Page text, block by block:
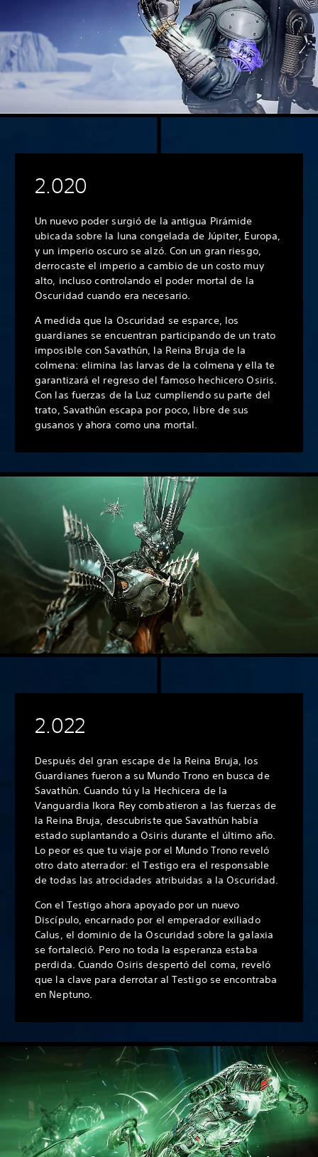
2.020
Un nuevo poder surgió de la antigua Pirámide
ubicada sobre la luna congelada de Júpiter, Europa,
y un imperio oscuro se alzó. Con un gran riesgo,
derrocaste el imperio a cambio de un costo muy
alto, incluso controlando el poder mortal de la
Oscuridad cuando era necesario.
A medida que la Oscuridad se esparce, los
guardianes se encuentran participando de un trato
imposible con Savathûn, la Reina Bruja de la
colmena: elimina las larvas de la colmena y ella te
garantizará el regreso del famoso hechicero Osiris.
Con las fuerzas de la Luz cumpliendo su parte del
trato, Savathûn escapa por poco, libre de sus
gusanos y ahora como una mortal.
2.022
Después del gran escape de la Reina Bruja, los
Guardianes fueron a su Mundo Trono en busca de
Savathûn. Cuando tú y la Hechicera de la
Vanguardia Ikora Rey combatieron a las fuerzas de
la Reina Bruja, descubriste que Savathûn había
estado suplantando a Osiris durante el último año.
Lo peor es que tu viaje por el Mundo Trono reveló
otro dato aterrador: el Testigo era el responsable
de todas las atrocidades atribuidas a la Oscuridad.
Con el Testigo ahora apoyado por un nuevo
Discípulo, encarnado por el emperador exiliado
Calus, el dominio de la Oscuridad sobre la galaxia
se fortaleció. Pero no toda la esperanza estaba
perdida. Cuando Osiris despertó del coma, reveló
que la clave para derrotar al Testigo se encontraba
en Neptuno.